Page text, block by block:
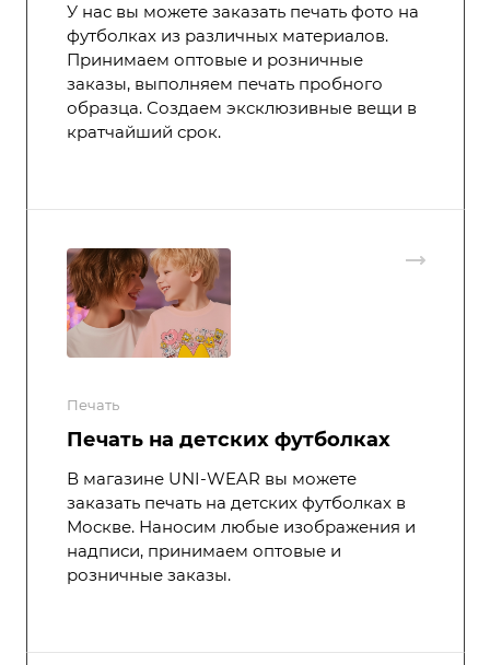
У нас вы можете заказать печать фото на
футболках из различных материалов.
Принимаем оптовые и розничные
заказы, выполняем печать пробного
образца. Создаем эксклюзивные вещи в
кратчайший срок.
Печать
Печать на детских футболках
В магазине UNI-WEAR вы можете
заказать печать на детских футболках в
Москве. Наносим любые изображения и
надписи, принимаем оптовые и
розничные заказы.